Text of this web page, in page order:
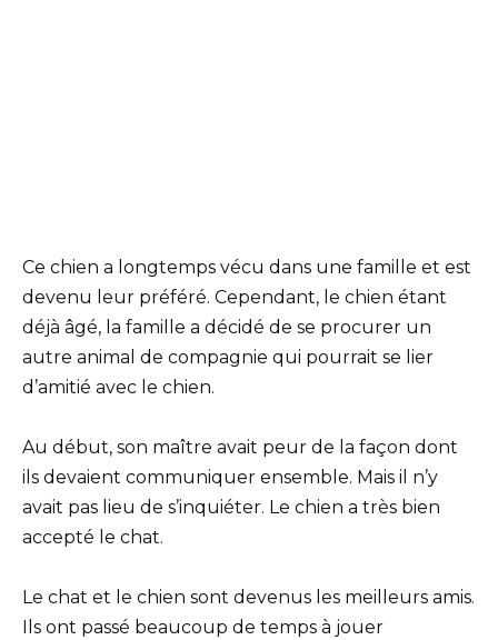
Ce chien a longtemps vécu dans une famille et est
devenu leur préféré. Cependant, le chien étant
déjà âgé, la famille a décidé de se procurer un
autre animal de compagnie qui pourrait se lier
d’amitié avec le chien.
Au début, son maître avait peur de la façon dont
ils devaient communiquer ensemble. Mais il n’y
avait pas lieu de s’inquiéter. Le chien a très bien
accepté le chat.
Le chat et le chien sont devenus les meilleurs amis.
Ils ont passé beaucoup de temps à jouer